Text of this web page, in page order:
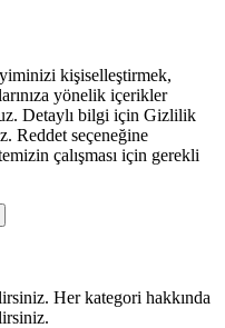
kişiselleştirmek,
yönelik içerikler
Detaylı bilgi için Gizlilik
Reddet seçeneğine
çalışması için gerekli
Her kategori hakkında